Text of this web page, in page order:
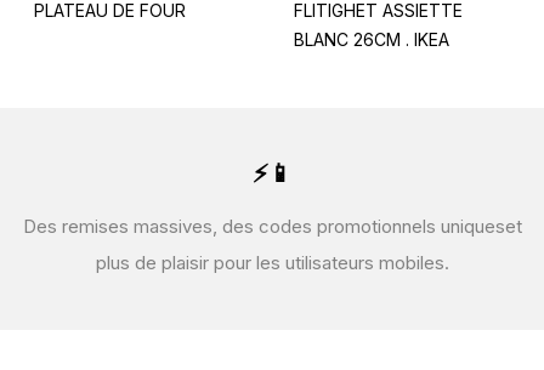
PLATEAU DE FOUR
FLITIGHET ASSIETTE
BLANC 26CM . IKEA
⚡📱
Des remises massives, des codes promotionnels uniqueset
plus de plaisir pour les utilisateurs mobiles.